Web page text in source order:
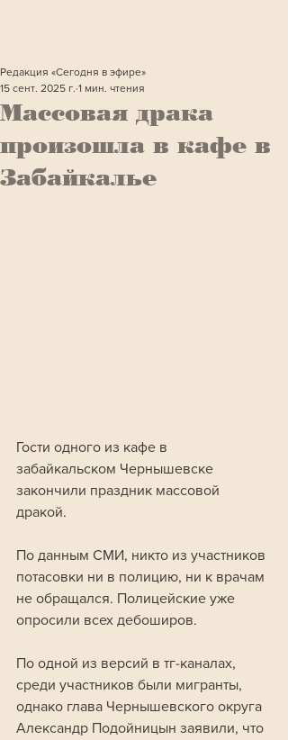
Массовая драка
произошла в кафе в
Забайкалье
Редакция «Сегодня в эфире»
15 сент. 2025 г. 1 мин. чтения
Гости одного из кафе в
забайкальском Чернышевске
закончили праздник массовой
дракой.
По данным СМИ, никто из участников
потасовки ни в полицию, ни к врачам
не обращался. Полицейские уже
опросили всех дебоширов.
По одной из версий в тг-каналах,
среди участников были мигранты,
однако глава Чернышевского округа
Александр Подойницын заявили, что